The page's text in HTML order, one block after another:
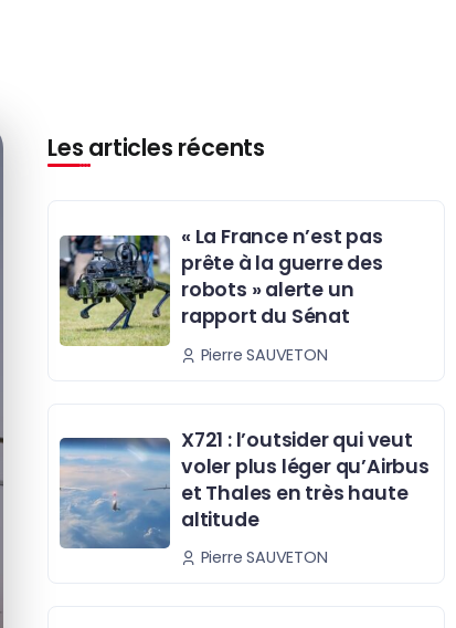
Les articles récents
« La France n’est pas
prête à la guerre des
robots » alerte un
rapport du Sénat
Pierre SAUVETON
X721 : l’outsider qui veut
voler plus léger qu’Airbus
et Thales en très haute
altitude
Pierre SAUVETON